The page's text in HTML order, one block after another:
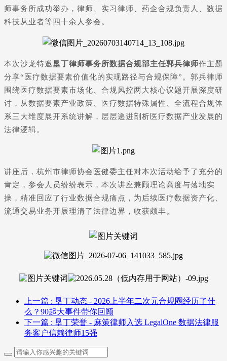
师事务所成功举办，律师、实习律师、药企合规负责人、数据
科技从业者等四十余人参会。
本次沙龙特邀垦丁律师事务所数据合规部主任郭兵律师作主题
分享“医疗数据要素价值化的实现路径与合规保障”。郭兵律师
围绕医疗数据要素市场化、合规风控两大核心议题开展深度研
讨，从数据要素产业政策、医疗数据特殊属性、全流程合规体
系三大维度展开系统讲解，层层递进剖析医疗数据产业发展的
法律逻辑。
讲座后，杭州市律师协会医健委主任对本次活动给予了充分的
肯定，参会人员纷纷表示，本次讲座兼顾理论高度与落地实
操，精准回应了行业数据合规痛点，为后续医疗数据资产化、
流通交易业务开展理清了法律边界，收获颇丰。
上一篇 : 垦丁动态 - 2026上半年二次元合规圈经历了什
么？90起大事件带你回顾
下一篇 : 垦丁荣誉 - 麻策律师入选 LegalOne 数据法律服
务客户信赖律师15强